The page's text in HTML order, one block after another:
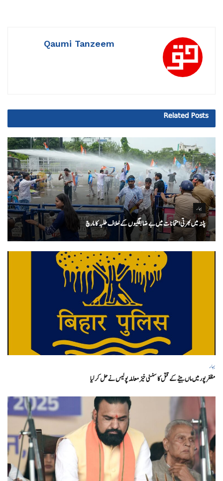
Qaumi Tanzeem
Related Posts
بہار
پٹنہ میں بھرتی امتحانات میں بے ضابطگیوں کے خلاف طلبہ کا مارچ
بہار
مظفر پور میں ماں بیٹے کے قتل کا سنسنی خیز معاملہ پولیس نے حل کر لیا